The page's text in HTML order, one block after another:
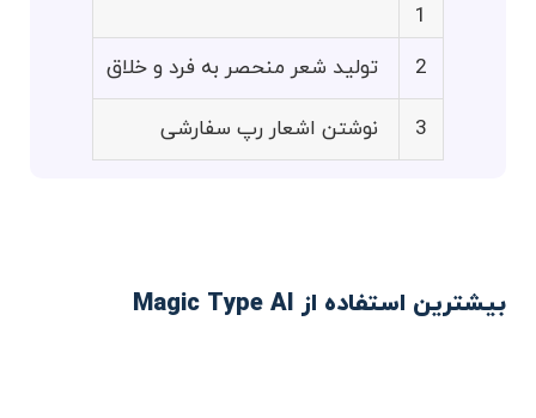
1
2
تولید شعر منحصر به فرد و خلاق
3 نوشتن اشعار رپ سفارشی
بیشترین استفاده از Magic Type AI